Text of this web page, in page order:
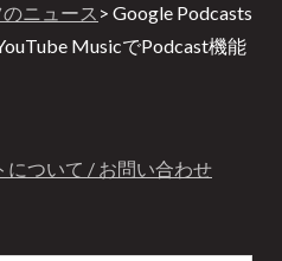
ニュース > Google Podcasts
MusicでPodcast機能
について / お問い合わせ